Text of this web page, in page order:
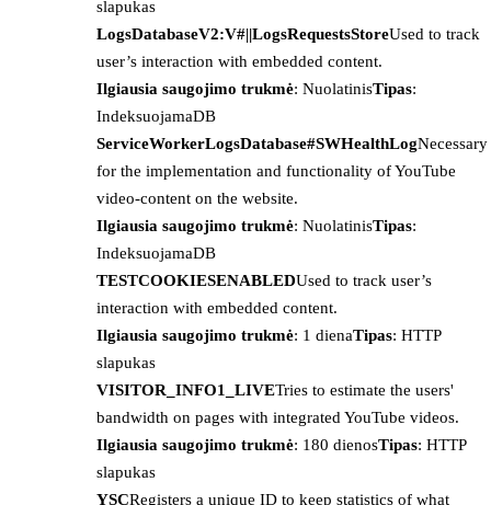
slapukas
LogsDatabaseV2:V#||LogsRequestsStoreUsed to track
user’s interaction with embedded content.
Ilgiausia saugojimo trukmė: NuolatinisTipas:
IndeksuojamaDB
ServiceWorkerLogsDatabase#SWHealthLogNecessary
for the implementation and functionality of YouTube
video-content on the website.
Ilgiausia saugojimo trukmė: NuolatinisTipas:
IndeksuojamaDB
TESTCOOKIESENABLEDUsed to track user’s
interaction with embedded content.
Ilgiausia saugojimo trukmė: 1 dienaTipas: HTTP
slapukas
VISITOR_INFO1_LIVETries to estimate the users'
bandwidth on pages with integrated YouTube videos.
Ilgiausia saugojimo trukmė: 180 dienosTipas: HTTP
slapukas
YSCRegisters a unique ID to keep statistics of what